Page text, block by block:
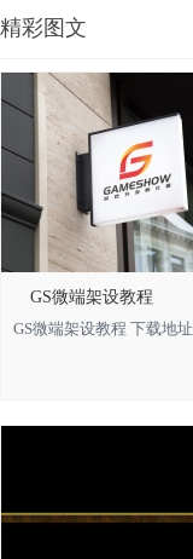
精彩图文
GS微端架设教程